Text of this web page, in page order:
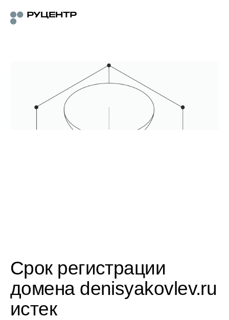
Срок регистрации
домена denisyakovlev.ru
истек